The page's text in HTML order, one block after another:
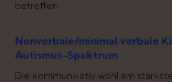
betreffen.
Nonverbale/minimal verbale
Autismus-Spektrum
Die kommunikativ wohl am